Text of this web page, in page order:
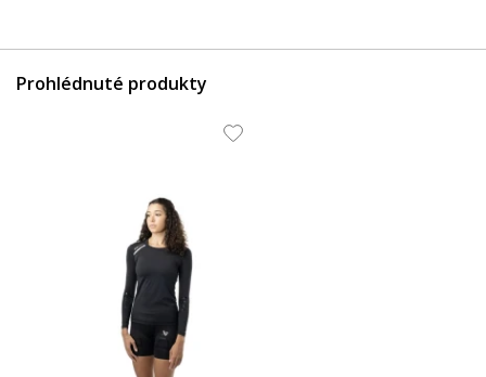
Prohlédnuté produkty